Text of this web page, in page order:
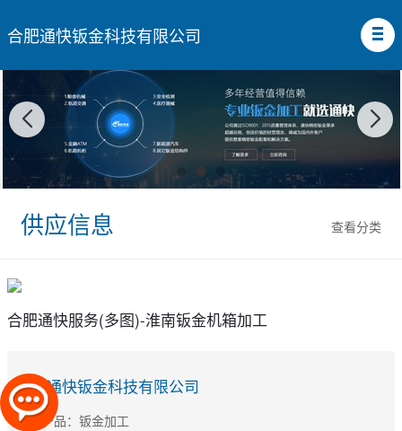
合肥通快钣金科技有限公司
查看分类
供应信息
合肥通快服务(多图)-淮南钣金机箱加工
合肥通快钣金科技有限公司
主营产品：钣金加工